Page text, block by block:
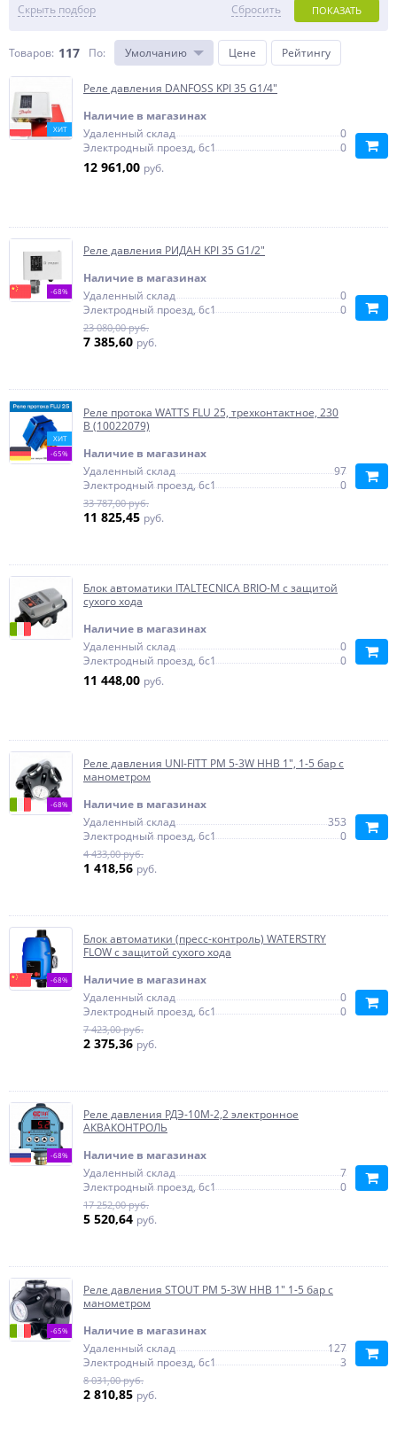
Скрыть подбор ПОКАЗАТЬ
Сбросить
Товаров: 117 По: Умолчанию Цене Рейтингу
ХИТ
Реле давления DANFOSS KPI 35 G1/4"
Наличие в магазинах
Удаленный склад
0
Электродный проезд, 6с1
0
12 961,00 руб.
-68%
Реле давления РИДАН KPI 35 G1/2"
Наличие в магазинах
Удаленный склад
0
Электродный проезд, 6с1
0
23 080,00 руб.
7 385,60 руб.
ХИТ
-65%
Реле протока WATTS FLU 25, трехконтактное, 230
В (10022079)
Наличие в магазинах
Удаленный склад
97
Электродный проезд, 6с1
0
33 787,00 руб.
11 825,45 руб.
Блок автоматики ITALTECNICA BRIO-М с защитой
сухого хода
Наличие в магазинах
Удаленный склад
0
Электродный проезд, 6с1
0
11 448,00 руб.
-68%
Реле давления UNI-FITT РМ 5-3W ННВ 1", 1-5 бар с
манометром
Наличие в магазинах
Удаленный склад
353
Электродный проезд, 6с1
0
4 433,00 руб.
1 418,56 руб.
-68%
Блок автоматики (пресс-контроль) WATERSTRY
FLOW с защитой сухого хода
Наличие в магазинах
Удаленный склад
0
Электродный проезд, 6с1
0
7 423,00 руб.
2 375,36 руб.
-68%
Реле давления РДЭ-10М-2,2 электронное
АКВАКОНТРОЛЬ
Наличие в магазинах
Удаленный склад
7
Электродный проезд, 6с1
0
17 252,00 руб.
5 520,64 руб.
-65%
Реле давления STOUT РМ 5-3W ННВ 1" 1-5 бар с
манометром
Наличие в магазинах
Удаленный склад
127
Электродный проезд, 6с1
3
8 031,00 руб.
2 810,85 руб.